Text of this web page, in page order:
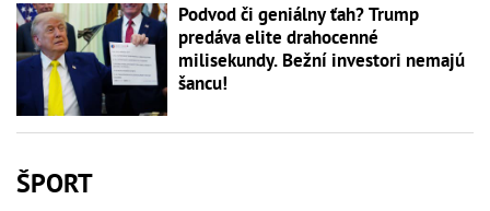
Podvod či geniálny ťah? Trump
predáva elite drahocenné
milisekundy. Bežní investori nemajú
šancu!
ŠPORT